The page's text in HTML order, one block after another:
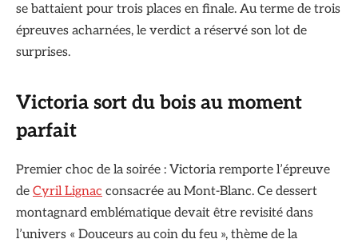
se battaient pour trois places en finale. Au terme de trois
épreuves acharnées, le verdict a réservé son lot de
surprises.
Victoria sort du bois au moment
parfait
Premier choc de la soirée : Victoria remporte l’épreuve
de Cyril Lignac consacrée au Mont-Blanc. Ce dessert
montagnard emblématique devait être revisité dans
l’univers « Douceurs au coin du feu », thème de la